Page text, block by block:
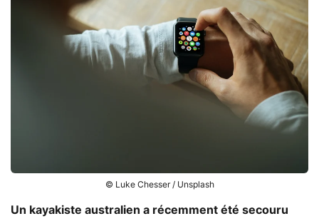
© Luke Chesser / Unsplash
Un kayakiste australien a récemment été secouru